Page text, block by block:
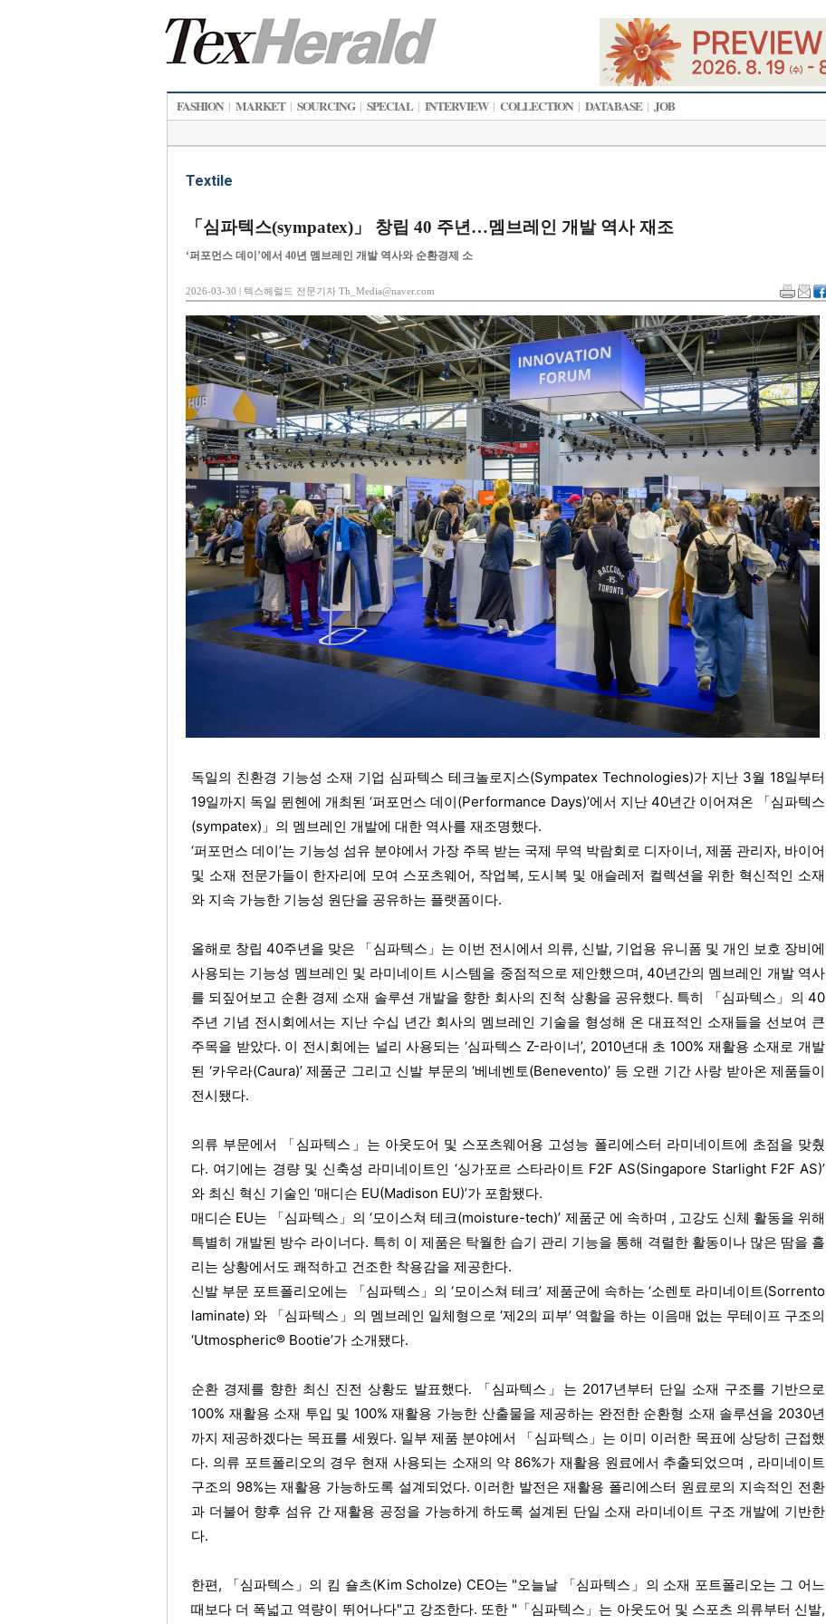
FASHION | MARKET | SOURCING | SPECIAL | INTERVIEW | COLLECTION | DATABASE | JOB
Textile
「심파텍스(sympatex)」 창립 40 주년…멤브레인 개발 역사 재조
‘퍼포먼스 데이’에서 40년 멤브레인 개발 역사와 순환경제 소
2026-03-30 | 텍스헤럴드 전문기자 Th_Media@naver.com
독일의 친환경 기능성 소재 기업 심파텍스 테크놀로지스(Sympatex Technologies)가 지난 3월 18일부터
19일까지 독일 뮌헨에 개최된 ‘퍼포먼스 데이(Performance Days)’에서 지난 40년간 이어져온 「심파텍스
(sympatex)」의 멤브레인 개발에 대한 역사를 재조명했다.
‘퍼포먼스 데이’는 기능성 섬유 분야에서 가장 주목 받는 국제 무역 박람회로 디자이너, 제품 관리자, 바이어
및 소재 전문가들이 한자리에 모여 스포츠웨어, 작업복, 도시복 및 애슬레저 컬렉션을 위한 혁신적인 소재
와 지속 가능한 기능성 원단을 공유하는 플랫폼이다.
올해로 창립 40주년을 맞은 「심파텍스」는 이번 전시에서 의류, 신발, 기업용 유니폼 및 개인 보호 장비에
사용되는 기능성 멤브레인 및 라미네이트 시스템을 중점적으로 제안했으며, 40년간의 멤브레인 개발 역사
를 되짚어보고 순환 경제 소재 솔루션 개발을 향한 회사의 진척 상황을 공유했다. 특히 「심파텍스」의 40
주년 기념 전시회에서는 지난 수십 년간 회사의 멤브레인 기술을 형성해 온 대표적인 소재들을 선보여 큰
주목을 받았다. 이 전시회에는 널리 사용되는 ‘심파텍스 Z-라이너’, 2010년대 초 100% 재활용 소재로 개발
된 ‘카우라(Caura)’ 제품군 그리고 신발 부문의 ‘베네벤토(Benevento)’ 등 오랜 기간 사랑 받아온 제품들이
전시됐다.
의류 부문에서 「심파텍스」는 아웃도어 및 스포츠웨어용 고성능 폴리에스터 라미네이트에 초점을 맞췄
다. 여기에는 경량 및 신축성 라미네이트인 ‘싱가포르 스타라이트 F2F AS(Singapore Starlight F2F AS)’
와 최신 혁신 기술인 ‘매디슨 EU(Madison EU)’가 포함됐다.
매디슨 EU는 「심파텍스」의 ‘모이스쳐 테크(moisture-tech)’ 제품군 에 속하며 , 고강도 신체 활동을 위해
특별히 개발된 방수 라이너다. 특히 이 제품은 탁월한 습기 관리 기능을 통해 격렬한 활동이나 많은 땀을 흘
리는 상황에서도 쾌적하고 건조한 착용감을 제공한다.
신발 부문 포트폴리오에는 「심파텍스」의 ‘모이스쳐 테크’ 제품군에 속하는 ‘소렌토 라미네이트(Sorrento
laminate) 와 「심파텍스」의 멤브레인 일체형으로 ‘제2의 피부’ 역할을 하는 이음매 없는 무테이프 구조의
‘Utmospheric® Bootie’가 소개됐다.
순환 경제를 향한 최신 진전 상황도 발표했다. 「심파텍스」는 2017년부터 단일 소재 구조를 기반으로
100% 재활용 소재 투입 및 100% 재활용 가능한 산출물을 제공하는 완전한 순환형 소재 솔루션을 2030년
까지 제공하겠다는 목표를 세웠다. 일부 제품 분야에서 「심파텍스」는 이미 이러한 목표에 상당히 근접했
다. 의류 포트폴리오의 경우 현재 사용되는 소재의 약 86%가 재활용 원료에서 추출되었으며 , 라미네이트
구조의 98%는 재활용 가능하도록 설계되었다. 이러한 발전은 재활용 폴리에스터 원료로의 지속적인 전환
과 더불어 향후 섬유 간 재활용 공정을 가능하게 하도록 설계된 단일 소재 라미네이트 구조 개발에 기반한
다.
한편, 「심파텍스」의 킴 숄츠(Kim Scholze) CEO는 "오늘날 「심파텍스」의 소재 포트폴리오는 그 어느
때보다 더 폭넓고 역량이 뛰어나다"고 강조한다. 또한 "「심파텍스」는 아웃도어 및 스포츠 의류부터 신발,